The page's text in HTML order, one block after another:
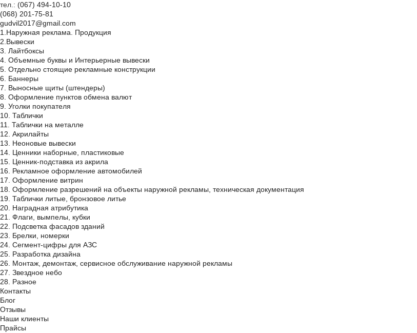
тел.: (067) 494-10-10
(068) 201-75-81
gudvil2017@gmail.com
1.Наружная реклама. Продукция
2.Вывески
3. Лайтбоксы
4. Объемные буквы и Интерьерные вывески
5. Отдельно стоящие рекламные конструкции
6. Баннеры
7. Выносные щиты (штендеры)
8. Оформление пунктов обмена валют
9. Уголки покупателя
10. Таблички
11. Таблички на металле
12. Акрилайты
13. Неоновые вывески
14. Ценники наборные, пластиковые
15. Ценник-подставка из акрила
16. Рекламное оформление автомобилей
17. Оформление витрин
18. Оформление разрешений на объекты наружной рекламы, техническая документация
19. Таблички литые, бронзовое литье
20. Наградная атрибутика
21. Флаги, вымпелы, кубки
22. Подсветка фасадов зданий
23. Брелки, номерки
24. Сегмент-цифры для АЗС
25. Разработка дизайна
26. Монтаж, демонтаж, сервисное обслуживание наружной рекламы
27. Звездное небо
28. Разное
Контакты
Блог
Отзывы
Наши клиенты
Прайсы